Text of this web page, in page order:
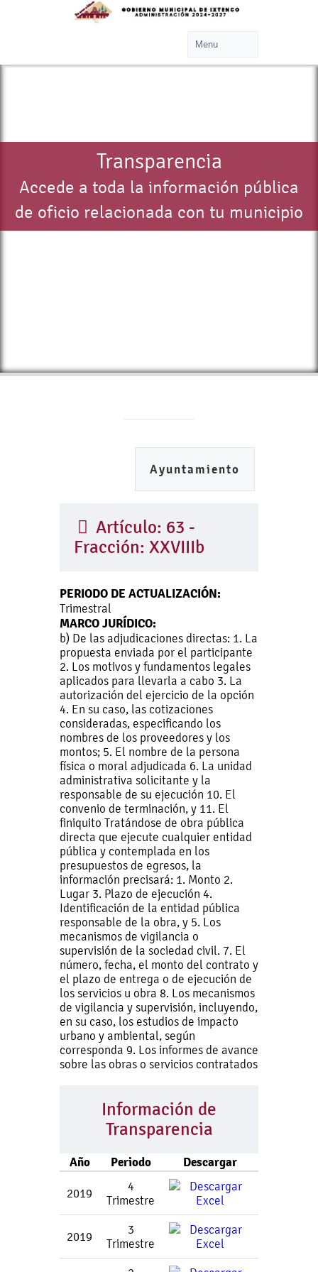
Transparencia
Accede a toda la información pública
de oficio relacionada con tu municipio
Ayuntamiento
Artículo: 63 -
Fracción: XXVIIIb
PERIODO DE ACTUALIZACIÓN:
Trimestral
MARCO JURÍDICO:
b) De las adjudicaciones directas: 1. La
propuesta enviada por el participante
2. Los motivos y fundamentos legales
aplicados para llevarla a cabo 3. La
autorización del ejercicio de la opción
4. En su caso, las cotizaciones
consideradas, especificando los
nombres de los proveedores y los
montos; 5. El nombre de la persona
física o moral adjudicada 6. La unidad
administrativa solicitante y la
responsable de su ejecución 10. El
convenio de terminación, y 11. El
finiquito Tratándose de obra pública
directa que ejecute cualquier entidad
pública y contemplada en los
presupuestos de egresos, la
información precisará: 1. Monto 2.
Lugar 3. Plazo de ejecución 4.
Identificación de la entidad pública
responsable de la obra, y 5. Los
mecanismos de vigilancia o
supervisión de la sociedad civil. 7. El
número, fecha, el monto del contrato y
el plazo de entrega o de ejecución de
los servicios u obra 8. Los mecanismos
de vigilancia y supervisión, incluyendo,
en su caso, los estudios de impacto
urbano y ambiental, según
corresponda 9. Los informes de avance
sobre las obras o servicios contratados
Información de
Transparencia
Año Periodo Descargar
2019
4
Trimestre
2019
3
Trimestre